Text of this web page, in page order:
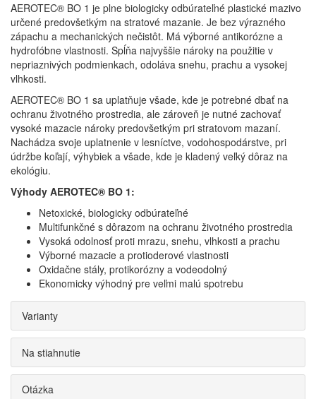
AEROTEC® BO 1 je plne biologicky odbúrateľné plastické mazivo
určené predovšetkým na stratové mazanie. Je bez výrazného
zápachu a mechanických nečistôt. Má výborné antikorózne a
hydrofóbne vlastnosti. Spĺňa najvyššie nároky na použitie v
nepriaznivých podmienkach, odoláva snehu, prachu a vysokej
vlhkosti.
AEROTEC® BO 1 sa uplatňuje všade, kde je potrebné dbať na
ochranu životného prostredia, ale zároveň je nutné zachovať
vysoké mazacie nároky predovšetkým pri stratovom mazaní.
Nachádza svoje uplatnenie v lesníctve, vodohospodárstve, pri
údržbe koľají, výhybiek a všade, kde je kladený veľký dôraz na
ekológiu.
Výhody AEROTEC® BO 1:
Netoxické, biologicky odbúrateľné
Multifunkčné s dôrazom na ochranu životného prostredia
Vysoká odolnosť proti mrazu, snehu, vlhkosti a prachu
Výborné mazacie a protioderové vlastnosti
Oxidačne stály, protikorózny a vodeodolný
Ekonomicky výhodný pre veľmi malú spotrebu
Varianty
Na stiahnutie
Otázka